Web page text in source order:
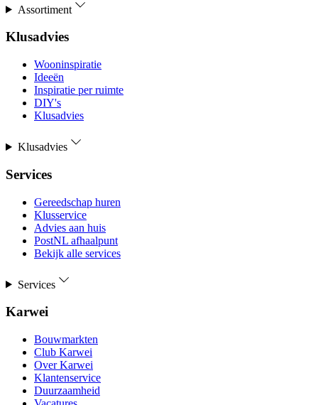
Assortiment
Klusadvies
Wooninspiratie
Ideeën
Inspiratie per ruimte
DIY's
Klusadvies
Klusadvies
Services
Gereedschap huren
Klusservice
Advies aan huis
PostNL afhaalpunt
Bekijk alle services
Services
Karwei
Bouwmarkten
Club Karwei
Over Karwei
Klantenservice
Duurzaamheid